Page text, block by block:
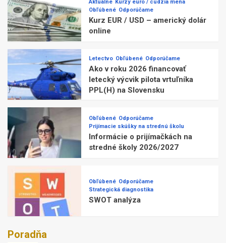
Aktuálne Kurzy euro / cudzia mena
Obľúbené Odporúčame
Kurz EUR / USD – americký dolár
online
Letectvo Obľúbené Odporúčame
Ako v roku 2026 financovať
letecký výcvik pilota vrtuľníka
PPL(H) na Slovensku
Obľúbené Odporúčame
Prijímacie skúšky na strednú školu
Informácie o prijímačkách na
stredné školy 2026/2027
Obľúbené Odporúčame
Strategická diagnostika
SWOT analýza
Poradňa